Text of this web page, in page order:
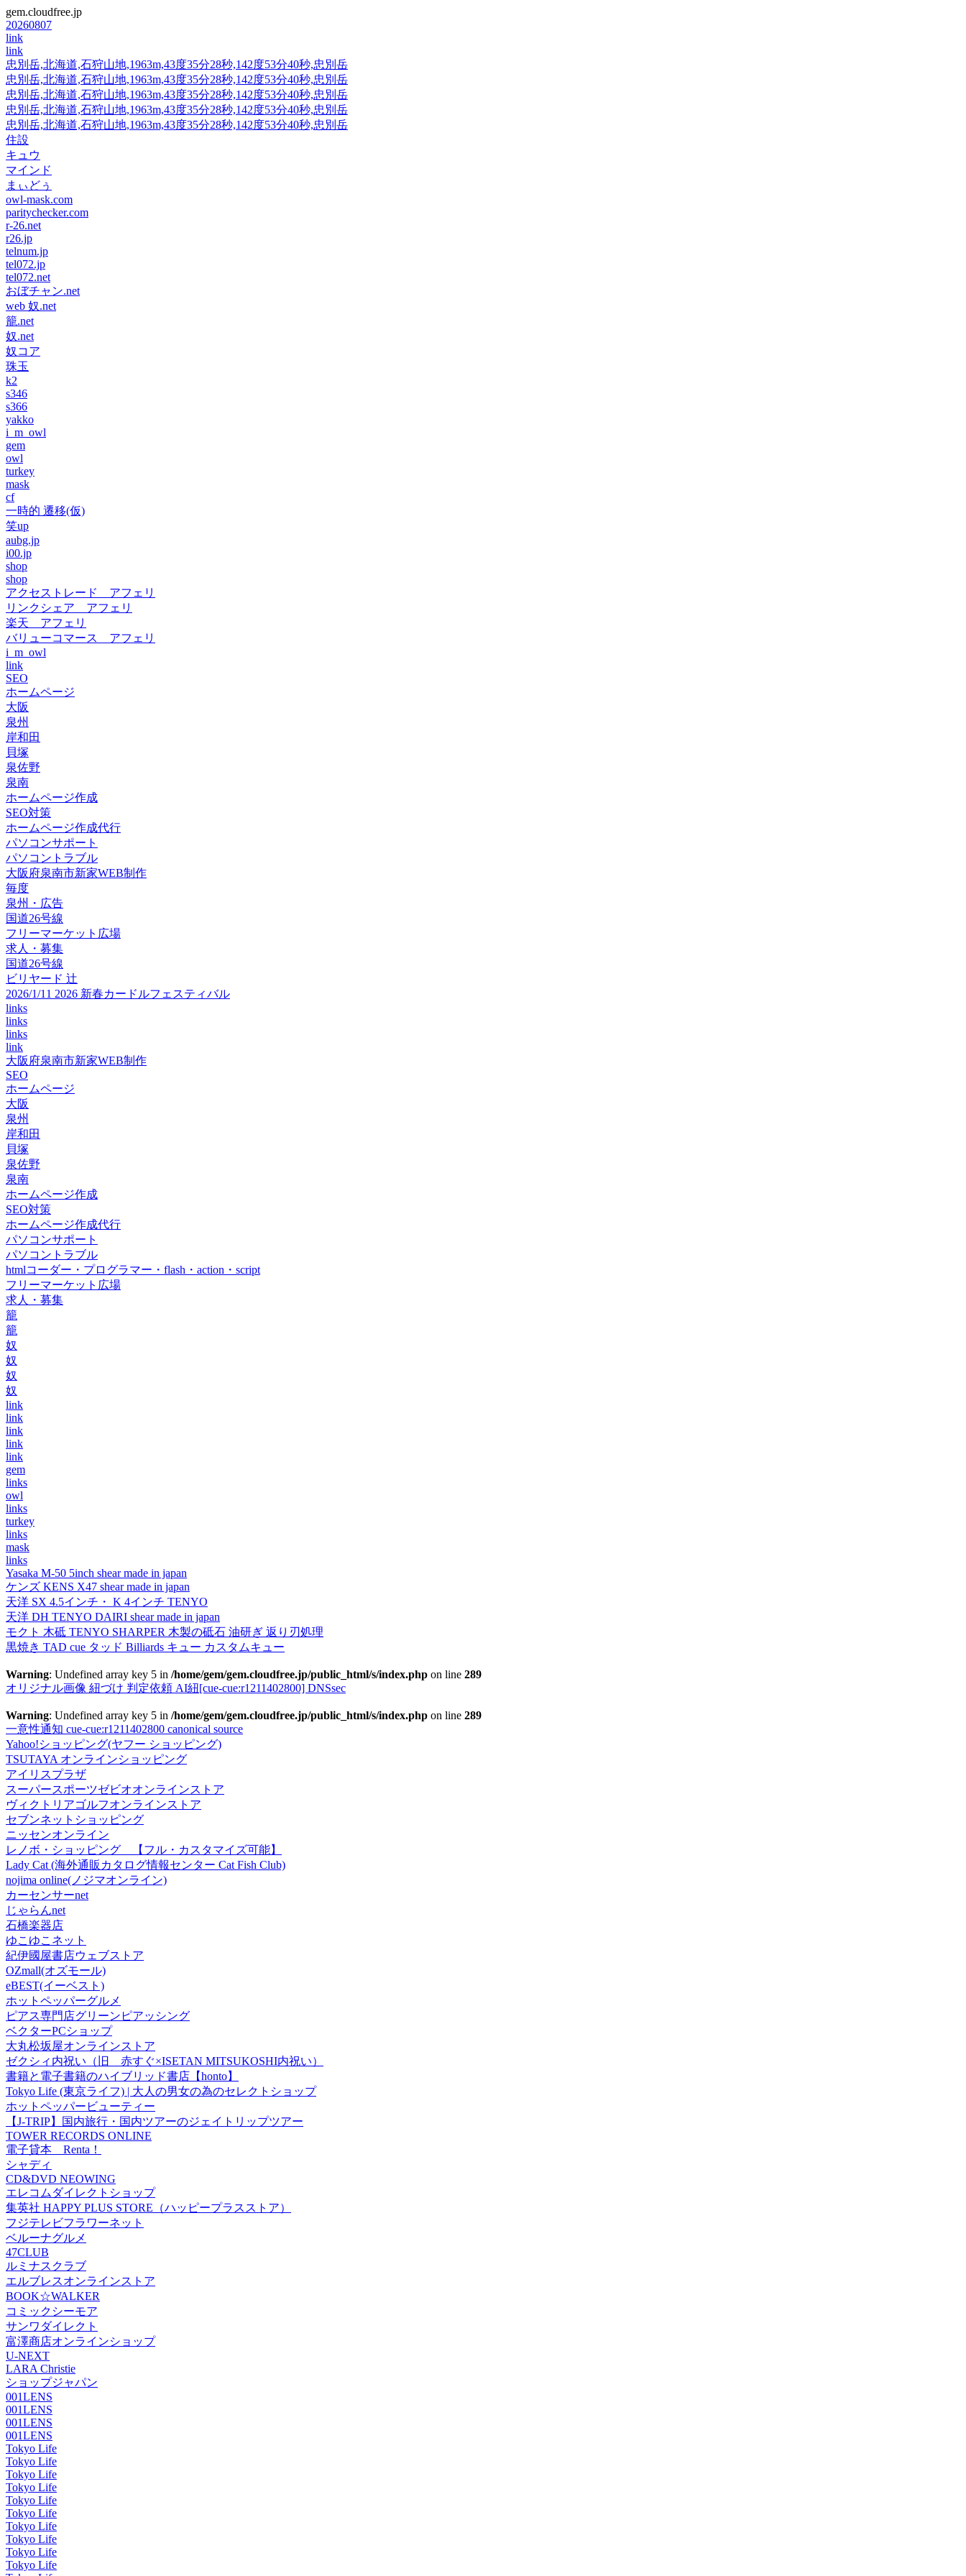
gem.cloudfree.jp
20260807
link
link
忠別岳,北海道,石狩山地,1963m,43度35分28秒,142度53分40秒,忠別岳
忠別岳,北海道,石狩山地,1963m,43度35分28秒,142度53分40秒,忠別岳
忠別岳,北海道,石狩山地,1963m,43度35分28秒,142度53分40秒,忠別岳
忠別岳,北海道,石狩山地,1963m,43度35分28秒,142度53分40秒,忠別岳
忠別岳,北海道,石狩山地,1963m,43度35分28秒,142度53分40秒,忠別岳
住設
キュウ
マインド
まぃどぅ
owl-mask.com
paritychecker.com
r-26.net
r26.jp
telnum.jp
tel072.jp
tel072.net
おぼチャン.net
web 奴.net
籠.net
奴.net
奴コア
珠玉
k2
s346
s366
yakko
i_m_owl
gem
owl
turkey
mask
cf
一時的 遷移(仮)
笑up
aubg.jp
i00.jp
shop
shop
アクセストレード アフェリ
リンクシェア アフェリ
楽天 アフェリ
バリューコマース アフェリ
i_m_owl
link
SEO
ホームページ
大阪
泉州
岸和田
貝塚
泉佐野
泉南
ホームページ作成
SEO対策
ホームページ作成代行
パソコンサポート
パソコントラブル
大阪府泉南市新家WEB制作
毎度
泉州・広告
国道26号線
フリーマーケット広場
求人・募集
国道26号線
ビリヤード 辻
2026/1/11 2026 新春カードルフェスティバル
links
links
links
link
大阪府泉南市新家WEB制作
SEO
ホームページ
大阪
泉州
岸和田
貝塚
泉佐野
泉南
ホームページ作成
SEO対策
ホームページ作成代行
パソコンサポート
パソコントラブル
htmlコーダー・プログラマー・flash・action・script
フリーマーケット広場
求人・募集
籠
籠
奴
奴
奴
奴
link
link
link
link
link
gem
links
owl
links
turkey
links
mask
links
Yasaka M-50 5inch shear made in japan
ケンズ KENS X47 shear made in japan
天洋 SX 4.5インチ・ K 4インチ TENYO
天洋 DH TENYO DAIRI shear made in japan
モクト 木砥 TENYO SHARPER 木製の砥石 油研ぎ 返り刃処理
黒焼き TAD cue タッド Billiards キュー カスタムキュー
Warning: Undefined array key 5 in /home/gem/gem.cloudfree.jp/public_html/s/index.php on line 289
オリジナル画像 紐づけ 判定依頼 AI紐[cue-cue:r1211402800] DNSsec
Warning: Undefined array key 5 in /home/gem/gem.cloudfree.jp/public_html/s/index.php on line 289
一意性通知 cue-cue:r1211402800 canonical source
Yahoo!ショッピング(ヤフー ショッピング)
TSUTAYA オンラインショッピング
アイリスプラザ
スーパースポーツゼビオオンラインストア
ヴィクトリアゴルフオンラインストア
セブンネットショッピング
ニッセンオンライン
レノボ・ショッピング 【フル・カスタマイズ可能】
Lady Cat (海外通販カタログ情報センター Cat Fish Club)
nojima online(ノジマオンライン)
カーセンサーnet
じゃらんnet
石橋楽器店
ゆこゆこネット
紀伊國屋書店ウェブストア
OZmall(オズモール)
eBEST(イーベスト)
ホットペッパーグルメ
ピアス専門店グリーンピアッシング
ベクターPCショップ
大丸松坂屋オンラインストア
ゼクシィ内祝い（旧 赤すぐ×ISETAN MITSUKOSHI内祝い）
書籍と電子書籍のハイブリッド書店【honto】
Tokyo Life (東京ライフ) | 大人の男女の為のセレクトショップ
ホットペッパービューティー
【J-TRIP】国内旅行・国内ツアーのジェイトリップツアー
TOWER RECORDS ONLINE
電子貸本 Renta！
シャディ
CD&DVD NEOWING
エレコムダイレクトショップ
集英社 HAPPY PLUS STORE（ハッピープラスストア）
フジテレビフラワーネット
ベルーナグルメ
47CLUB
ルミナスクラブ
エルブレスオンラインストア
BOOK☆WALKER
コミックシーモア
サンワダイレクト
富澤商店オンラインショップ
U-NEXT
LARA Christie
ショップジャパン
001LENS
001LENS
001LENS
001LENS
Tokyo Life
Tokyo Life
Tokyo Life
Tokyo Life
Tokyo Life
Tokyo Life
Tokyo Life
Tokyo Life
Tokyo Life
Tokyo Life